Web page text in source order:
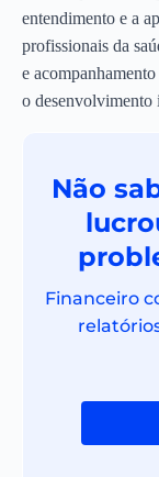
entendimento e a
profissionais da
e
o desenvolvimento
Não
Financeiro